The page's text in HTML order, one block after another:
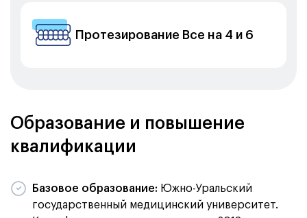
Протезирование Все на 4 и 6
Образование и повышение
квалификации
Базовое образование: Южно-Уральский
государственный медицинский университет.